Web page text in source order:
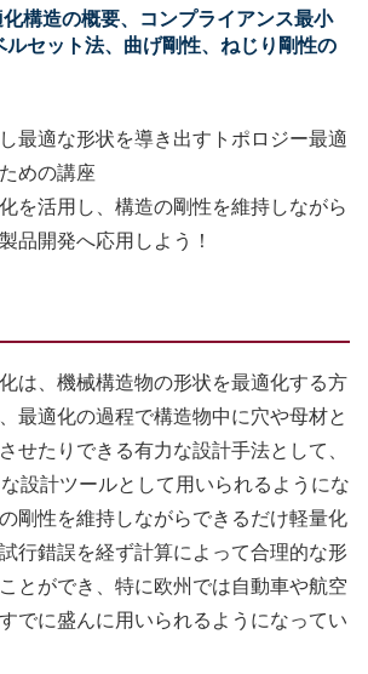
構造の概要、コンプライアンス最小
ルセット法、曲げ剛性、ねじり剛性の
最適な形状を導き出すトポロジー最適
めの講座
を活用し、構造の剛性を維持しながら
品開発へ応用しよう！
は、機械構造物の形状を最適化する方
最適化の過程で構造物中に穴や母材と
せたりできる有力な設計手法として、
設計ツールとして用いられるようにな
剛性を維持しながらできるだけ軽量化
行錯誤を経ず計算によって合理的な形
とができ、特に欧州では自動車や航空
でに盛んに用いられるようになってい